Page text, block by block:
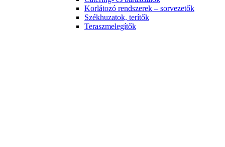
Korlátozó rendszerek – sorvezetők
Székhuzatok, terítők
Teraszmelegítők